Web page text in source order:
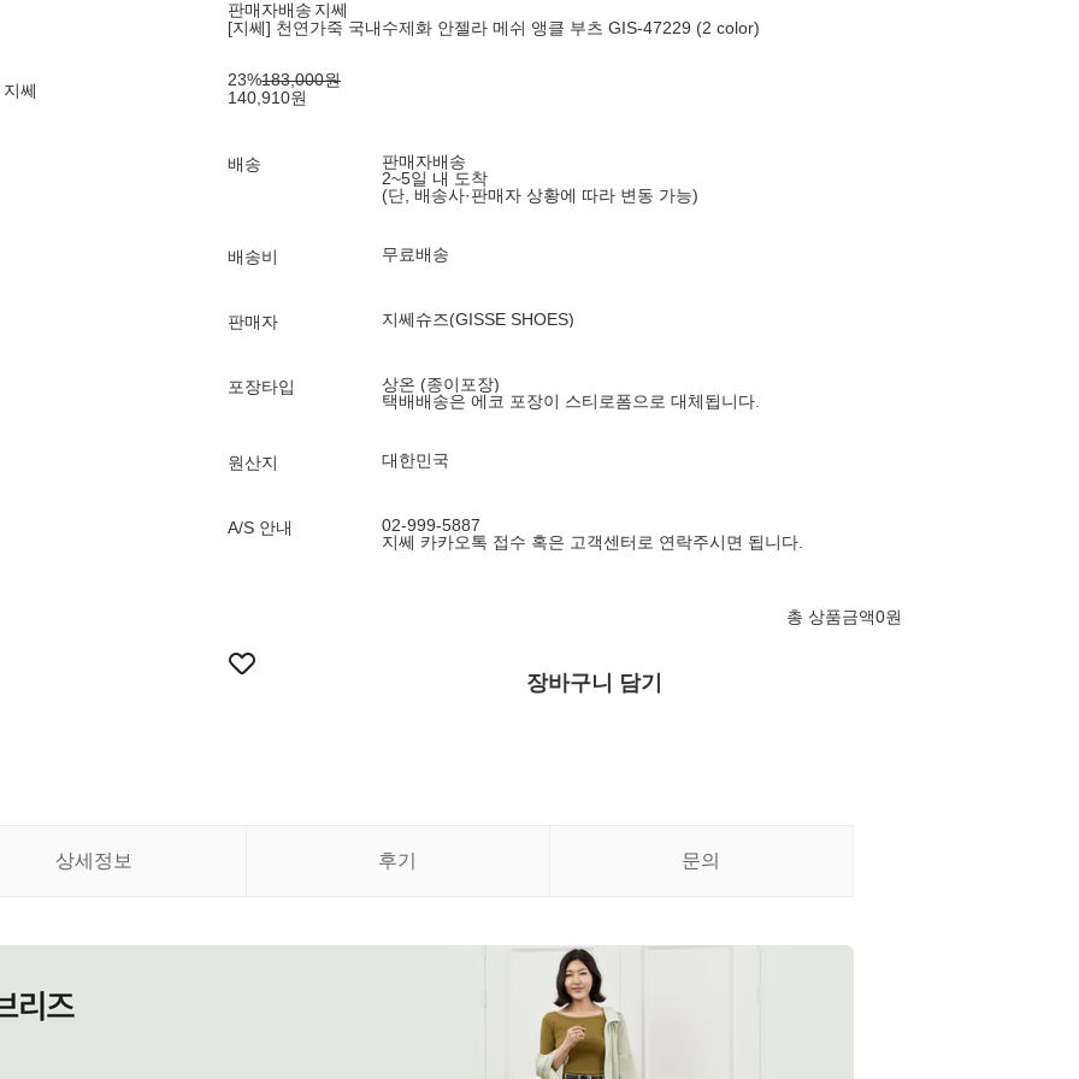
쎄
판매자배송 지쎄
[지쎄] 천연가죽 국내수제화 안젤라 메쉬 앵클 부츠 GIS-47229 (2 color)
23%183,000원
140,910원
배송
판매자배송
2~5일 내 도착
(단, 배송사·판매자 상황에 따라 변동 가능)
배송비 무료배송
판매자 지쎄슈즈(GISSE SHOES)
포장타입
상온 (종이포장)
택배배송은 에코 포장이 스티로폼으로 대체됩니다.
원산지 대한민국
A/S 안내
02-999-5887
지쎄 카카오톡 접수 혹은 고객센터로 연락주시면 됩니다.
총 상품금액0원
장바구니 담기
상세정보 후기 문의